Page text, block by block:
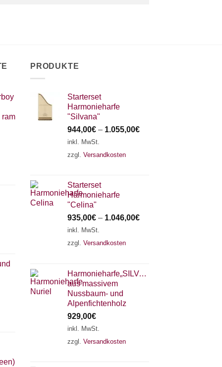
ram
PRODUKTE
Starterset
Harmonieharfe
"Silvana"
944,00€ – 1.055,00€
inkl. MwSt.
zzgl. Versandkosten
Starterset
Harmonieharfe
"Celina"
935,00€ – 1.046,00€
inkl. MwSt.
zzgl. Versandkosten
Harmonieharfe„SILVANA"
aus massivem
Nussbaum- und
Alpenfichtenholz
929,00€
inkl. MwSt.
zzgl. Versandkosten